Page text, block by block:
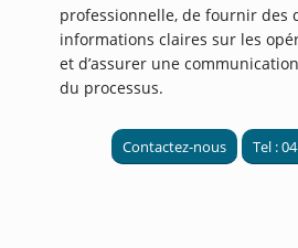
professionnelle, de fournir des
informations claires sur les
et d’assurer une
du processus.
Contactez-nous Tel :